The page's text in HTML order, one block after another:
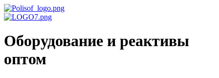
Оборудование и реактивы
оптом